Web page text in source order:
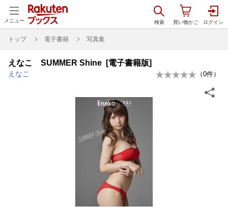
メニュー
トップ 電子書籍 写真集
えなこ SUMMER Shine [電子書籍版]
えなこ （0件）